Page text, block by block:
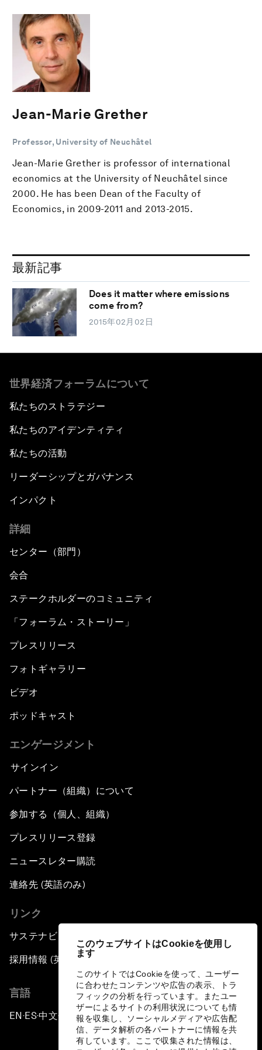
このウェブサイトはCookieを使用し
ます
このサイトではCookieを使って、ユーザー
に合わせたコンテンツや広告の表示、トラ
フィックの分析を行っています。またユー
ザーによるサイトの利用状況についても情
報を収集し、ソーシャルメディアや広告配
信、データ解析の各パートナーに情報を共
有しています。ここで収集された情報は、
Jean-Marie Grether
Professor, University of Neuchâtel
Jean-Marie Grether is professor of international
economics at the University of Neuchâtel since
2000. He has been Dean of the Faculty of
Economics, in 2009-2011 and 2013-2015.
最新記事
Does it matter where emissions
come from?
2015年02月02日
世界経済フォーラムについて
私たちのストラテジー
私たちのアイデンティティ
私たちの活動
リーダーシップとガバナンス
インパクト
詳細
センター（部門）
会合
ステークホルダーのコミュニティ
「フォーラム・ストーリー」
プレスリリース
フォトギャラリー
ビデオ
ポッドキャスト
エンゲージメント
サインイン
パートナー（組織）について
参加する（個人、組織）
プレスリリース登録
ニュースレター購読
連絡先 (英語のみ)
リンク
サステナビリティへの取り組み
採用情報 (英語のみ)
言語
EN ▪ES▪中文▪ 日本語